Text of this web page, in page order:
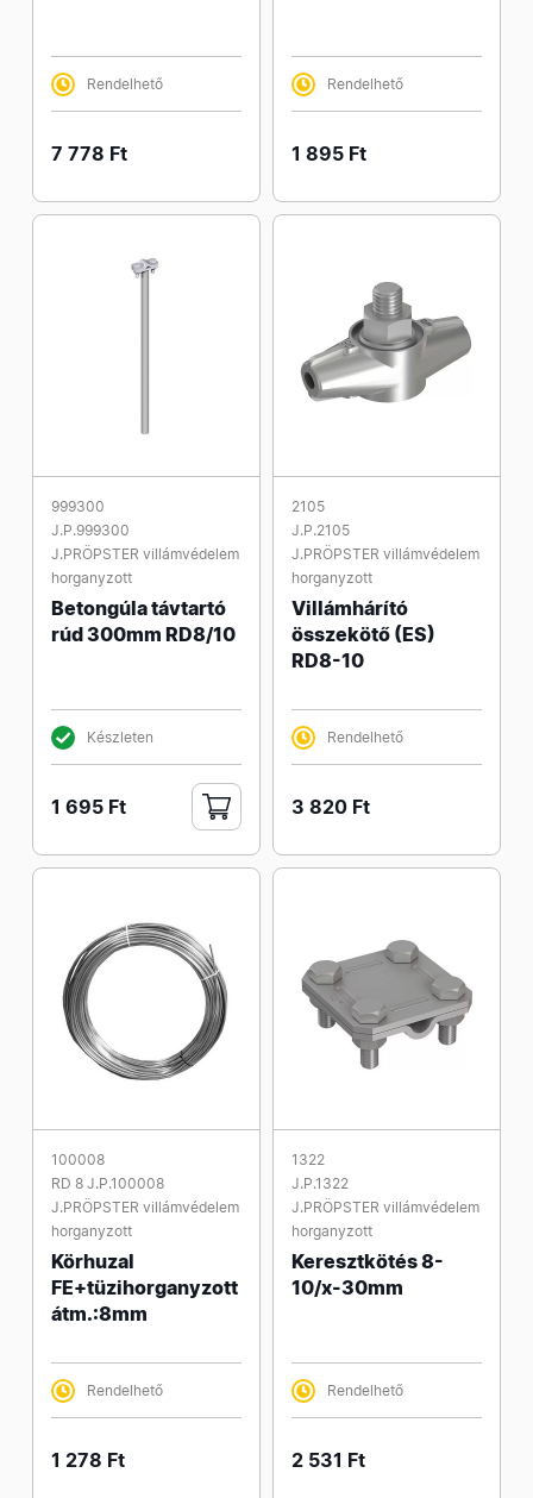
Rendelhető
7 778 Ft
Rendelhető
1 895 Ft
999300
J.P.999300
J.PRÖPSTER villámvédelem
horganyzott
Betongúla távtartó
rúd 300mm RD8/10
Készleten
1 695 Ft
2105
J.P.2105
J.PRÖPSTER villámvédelem
horganyzott
Villámhárító
összekötő (ES)
RD8-10
Rendelhető
3 820 Ft
100008
RD 8 J.P.100008
J.PRÖPSTER villámvédelem
horganyzott
Körhuzal
FE+tüzihorganyzott
átm.:8mm
Rendelhető
1 278 Ft
1322
J.P.1322
J.PRÖPSTER villámvédelem
horganyzott
Keresztkötés 8-
10/x-30mm
Rendelhető
2 531 Ft